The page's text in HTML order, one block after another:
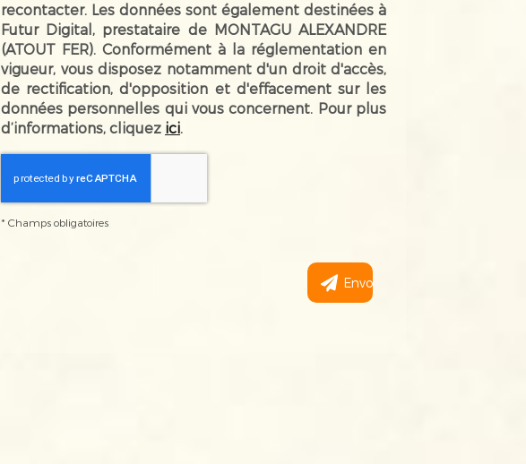
recontacter. Les données sont également destinées à
Futur Digital, prestataire de MONTAGU ALEXANDRE
(ATOUT FER). Conformément à la réglementation en
vigueur, vous disposez notamment d'un droit d'accès,
de rectification, d'opposition et d'effacement sur les
données personnelles qui vous concernent. Pour plus
d’informations, cliquez ici.
*Champs obligatoires